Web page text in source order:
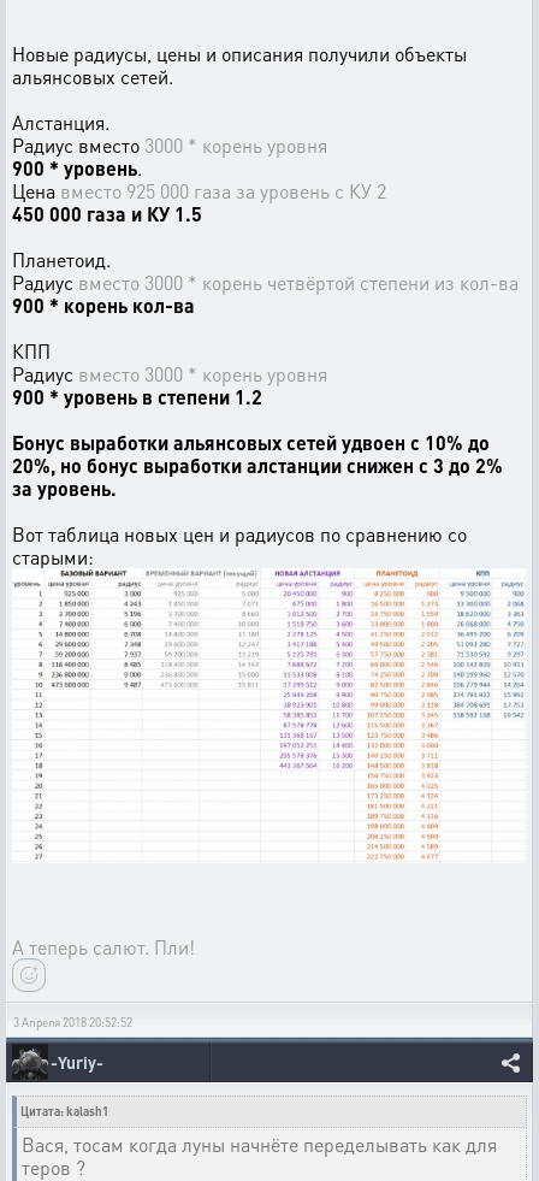
Новые радиусы, цены и описания получили объекты
альянсовых сетей.
Алстанция.
Радиус вместо 3000 * корень уровня
900 * уровень.
Цена вместо 925 000 газа за уровень с КУ 2
450 000 газа и КУ 1.5
Планетоид.
Радиус вместо 3000 * корень четвёртой степени из кол-ва
900 * корень кол-ва
КПП
Радиус вместо 3000 * корень уровня
900 * уровень в степени 1.2
Бонус выработки альянсовых сетей удвоен с 10% до
20%, но бонус выработки алстанции снижен с 3 до 2%
за уровень.
Вот таблица новых цен и радиусов по сравнению со
старыми:
А теперь салют. Пли!
3 Апреля 2018 20:52:52
-Yuriy-
Цитата: kalash1
Вася, тосам когда луны начнёте переделывать как для
теров ?